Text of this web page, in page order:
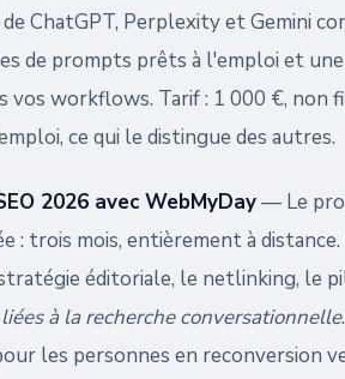
ChatGPT, Perplexity et Gemini
de prompts prêts à l'emploi et
vos workflows. Tarif : 1 000 €, non
ce qui le distingue des autres.
2026 avec WebMyDay— Le
: trois mois, entièrement à
éditoriale, le netlinking, le
à la recherche conversationnelle
les personnes en reconversion